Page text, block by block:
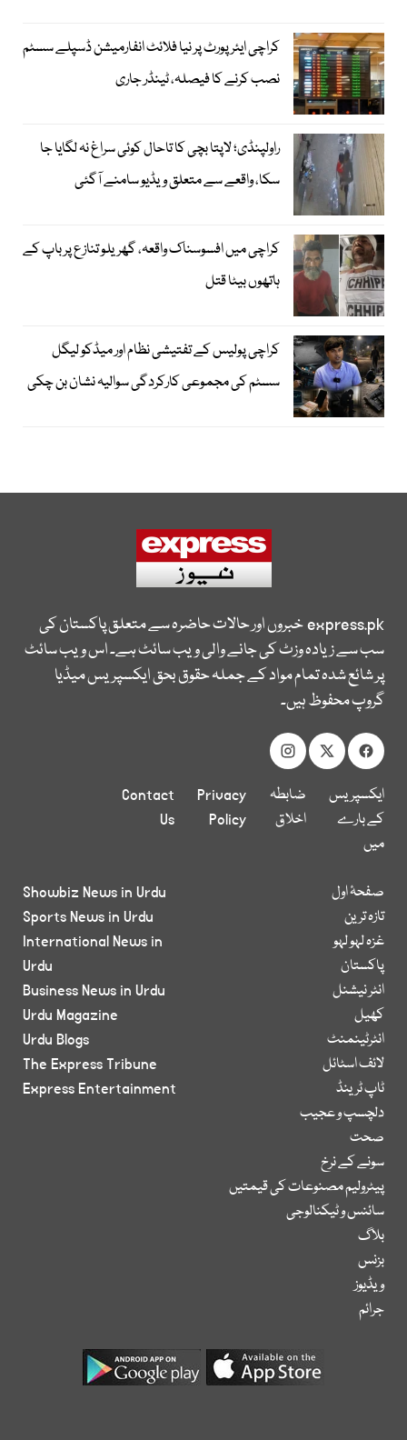
کراچی ایئرپورٹ پر نیا فلائٹ انفارمیشن ڈسپلے سسٹم
نصب کرنے کا فیصلہ، ٹینڈر جاری
راولپنڈی؛ لاپتا بچی کا تاحال کوئی سراغ نہ لگایا جا
سکا، واقعے سے متعلق ویڈیو سامنے آگئی
کراچی میں افسوسناک واقعہ، گھریلو تنازع پر باپ کے
ہاتھوں بیٹا قتل
کراچی پولیس کے تفتیشی نظام اور میڈکو لیگل
سسٹم کی مجموعی کارکردگی سوالیہ نشان بن چکی
express.pkخبروں اور حالات حاضرہ سے متعلق پاکستان کی
سب سے زیادہ وزٹ کی جانے والی ویب سائٹ ہے۔ اس ویب سائٹ
پر شائع شدہ تمام مواد کے جملہ حقوق بحق ایکسپریس میڈیا
گروپ محفوظ ہیں۔
ایکسپریس
کے بارے
میں
ضابطہ
اخلاق
Privacy
Policy
Contact
Us
صفحۂ اول
تازہ ترین
غزہ لہو لہو
پاکستان
انٹر نیشنل
کھیل
انٹرٹینمنٹ
لائف اسٹائل
ٹاپ ٹرینڈ
دلچسپ و عجیب
صحت
سونے کے نرخ
پیٹرولیم مصنوعات کی قیمتیں
سائنس و ٹیکنالوجی
بلاگ
بزنس
ویڈیوز
جرائم
Showbiz News in Urdu
Sports News in Urdu
International News in
Urdu
Business News in Urdu
Urdu Magazine
Urdu Blogs
The Express Tribune
Express Entertainment